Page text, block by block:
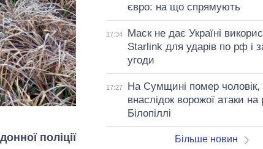
поліції
євро: на що спрямують
17:34
Маск не дає Україні
Starlink для ударів по рф і
угоди
17:27
На Сумщині помер чоловік,
внаслідок ворожої атаки на
Білопіллі
Більше новин